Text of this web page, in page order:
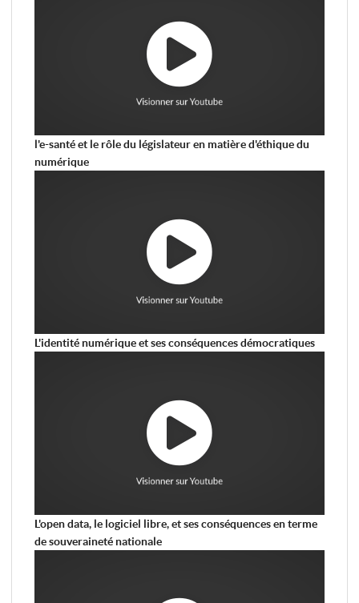
l'e-santé et le rôle du législateur en matière d'éthique du
numérique
L'identité numérique et ses conséquences démocratiques
L'open data, le logiciel libre, et ses conséquences en terme
de souveraineté nationale